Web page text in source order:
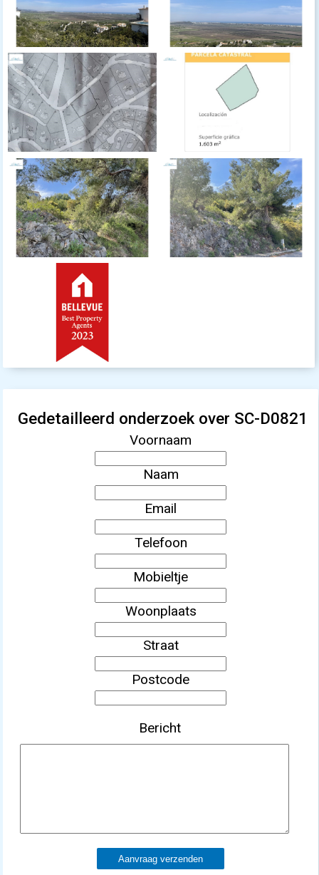
Gedetailleerd onderzoek over SC-D0821
Voornaam
Naam
Email
Telefoon
Mobieltje
Woonplaats
Straat
Postcode
Bericht
Aanvraag verzenden